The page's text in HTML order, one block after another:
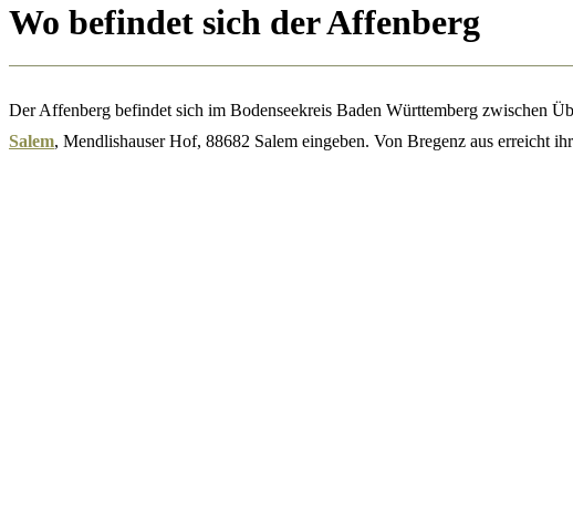
Wo befindet sich der Affenberg
Der Affenberg befindet sich im Bodenseekreis Baden Württemberg zwischen
Salem, Mendlishauser Hof, 88682 Salem eingeben. Von Bregenz aus erreicht